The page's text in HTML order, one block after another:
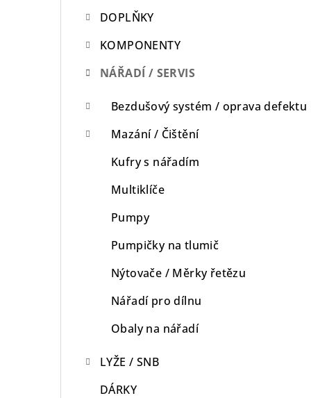
DOPLŇKY
KOMPONENTY
NÁŘADÍ / SERVIS
Bezdušový systém / oprava defektu
Mazání / Čištění
Kufry s nářadím
Multiklíče
Pumpy
Pumpičky na tlumič
Nýtovače / Měrky řetězu
Nářadí pro dílnu
Obaly na nářadí
LYŽE / SNB
DÁRKY